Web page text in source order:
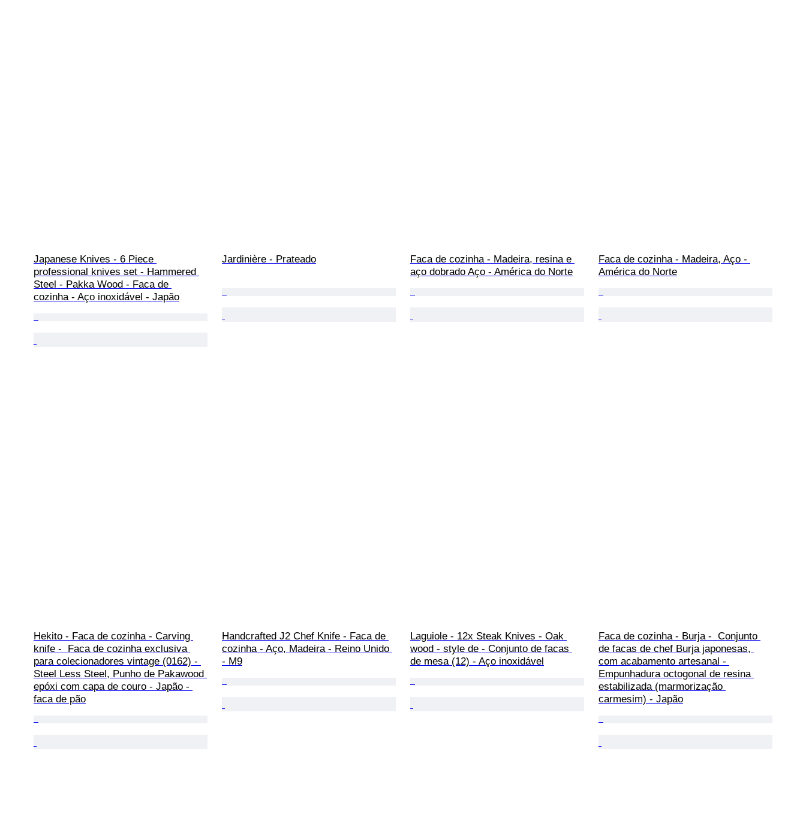
Japanese Knives - 6 Piece
professional knives set - Hammered
Steel - Pakka Wood - Faca de
cozinha - Aço inoxidável - Japão
Jardinière - Prateado
Faca de cozinha - Madeira, resina e
aço dobrado Aço - América do Norte
Faca de cozinha - Madeira, Aço -
América do Norte
Hekito - Faca de cozinha - Carving
knife -  Faca de cozinha exclusiva
para colecionadores vintage (0162) -
Steel Less Steel, Punho de Pakawood
epóxi com capa de couro - Japão -
faca de pão
Handcrafted J2 Chef Knife - Faca de
cozinha - Aço, Madeira - Reino Unido
- M9
Laguiole - 12x Steak Knives - Oak
wood - style de - Conjunto de facas
de mesa (12) - Aço inoxidável
Faca de cozinha - Burja -  Conjunto
de facas de chef Burja japonesas,
com acabamento artesanal -
Empunhadura octogonal de resina
estabilizada (marmorização
carmesim) - Japão